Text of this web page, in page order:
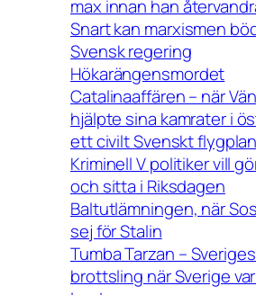
max innan han
Snart kan marxismen
Svensk regering
Hökarängensmordet
Catalinaaffären – när
hjälpte sina kamrater i
ett civilt Svenskt
Kriminell V politiker vill
och sitta i Riksdagen
Baltutlämningen, när
sej för Stalin
Tumba Tarzan –
brottsling när Sverige